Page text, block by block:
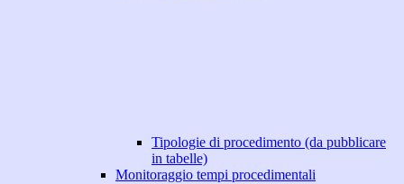
Tipologie di procedimento (da pubblicare
in tabelle)
Monitoraggio tempi procedimentali